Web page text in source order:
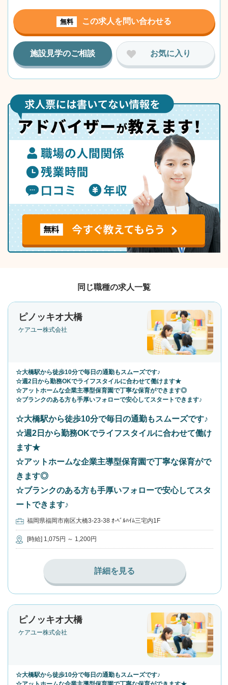
無料 この求人を問い合わせる
施設見学のご相談 お気に入り
同じ職種の求人一覧
ピノッキオ大橋
ケアユー株式会社
☆大橋駅から徒歩10分で毎日の通勤もスムーズです♪
☆週2日から勤務OKでライフスタイルに合わせて働けます★
☆アットホームな企業主導型保育園で丁寧な保育ができます◎
☆ブランクのある方も手厚いフォローで安心してスタートできます♪
☆大橋駅から徒歩10分で毎日の通勤もスムーズです♪
☆週2日から勤務OKでライフスタイルに合わせて働け
ます★
☆アットホームな企業主導型保育園で丁寧な保育がで
きます◎
☆ブランクのある方も手厚いフォローで安心してスタ
ートできます♪
福岡県福岡市南区大橋3-23-38 ｵ-ﾍﾞﾙﾊｲﾑ三宅内1F
[時給] 1,075円 ～ 1,200円
詳細を見る
ピノッキオ大橋
ケアユー株式会社
☆大橋駅から徒歩10分で毎日の通勤もスムーズです♪